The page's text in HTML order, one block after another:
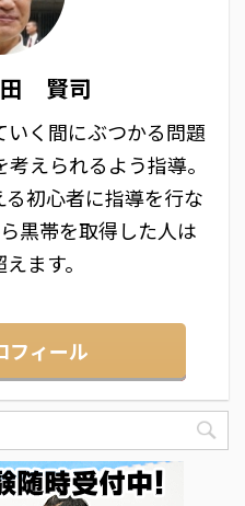
田 賢司
いく間にぶつかる問題
えられるよう指導。
初心者に指導を行な
黒帯を取得した人は
ます。
フィール